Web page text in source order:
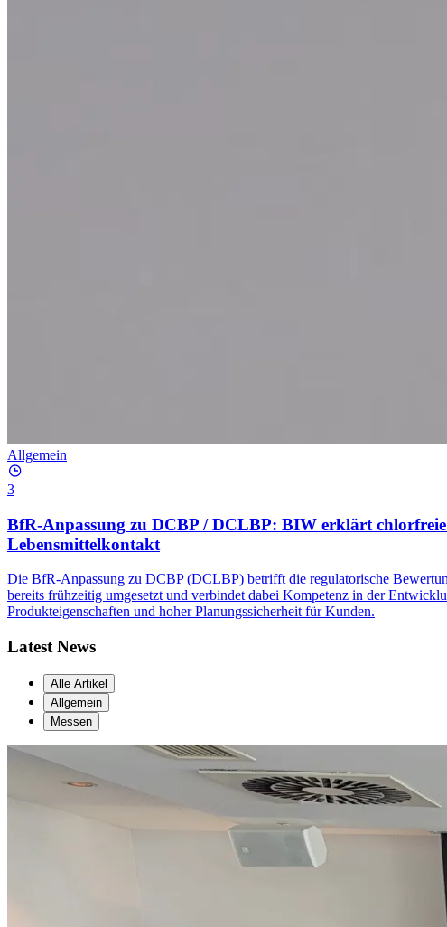
Allgemein
3
BfR-Anpassung zu DCBP / DCLBP: BIW erklärt
Lebensmittelkontakt
Die BfR-Anpassung zu DCBP (DCLBP) betrifft die regulatorische
bereits frühzeitig umgesetzt und verbindet dabei Kompetenz in der
Produkteigenschaften und hoher Planungssicherheit für Kunden.
Latest News
Alle Artikel
Allgemein
Messen